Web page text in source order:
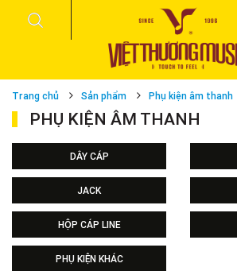
Trang chủ Sản phẩm Phụ kiện âm thanh
PHỤ KIỆN ÂM THANH
DÂY CÁP
Dây loa
Dây tín hiệuJACK
Jack 6 ly
Jack canon
Jack speakon
Jack khác
Chân
HỘP CÁP LINE
PHỤ KIỆN KHÁC